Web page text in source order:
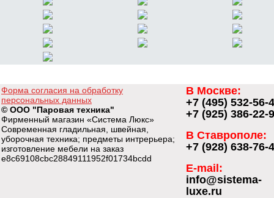
Форма согласия на обработку
персональных данных
© ООО "Паровая техника"
Фирменный магазин «Система Люкс»
Современная гладильная, швейная,
уборочная техника; предметы интрерьера;
изготовление мебели на заказ
e8c69108cbc28849111952f01734bcdd
В Москве:
+7 (495) 532-56-
+7 (925) 386-22-
В Ставрополе:
+7 (928) 638-76-
E-mail:
info@sistema-
luxe.ru